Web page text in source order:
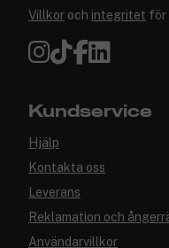
Villkor och integritet för
Kundservice
Hjälp
Kontakta oss
Leverans
Reklamation och
Användarvillkor